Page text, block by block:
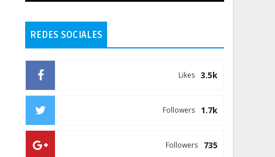
REDES SOCIALES
3.5k
Likes
1.7k
Followers
735
Followers